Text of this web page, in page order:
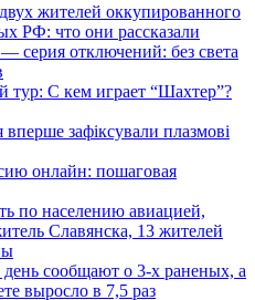
жителей оккупированного
РФ: что они рассказали
серия отключений: без света
тур: С кем играет “Шахтер”?
зафіксували плазмові
онлайн: пошаговая
по населению авиацией,
Славянска, 13 жителей
сообщают о 3-х раненых, а
выросло в 7,5 раз